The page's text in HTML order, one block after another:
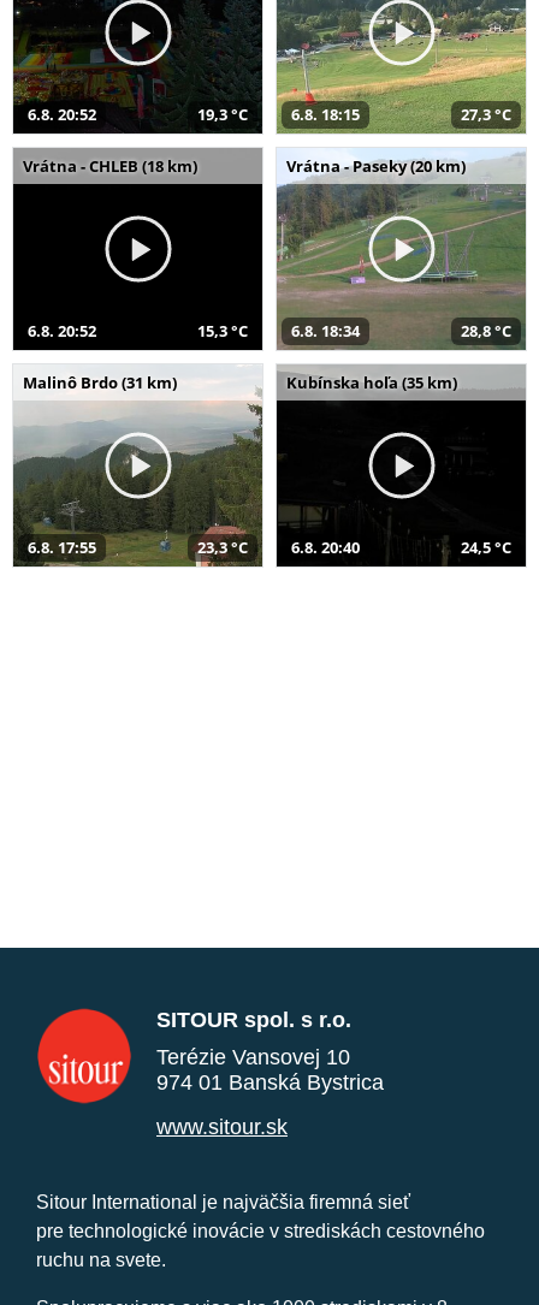
6.8. 20:52 19,3 °C 6.8. 18:15 27,3 °C
Vrátna - CHLEB (18 km)
6.8. 20:52 15,3 °C
Vrátna - Paseky (20 km)
6.8. 18:34 28,8 °C
Malinô Brdo (31 km)
6.8. 17:55 23,3 °C
Kubínska hoľa (35 km)
6.8. 20:40 24,5 °C
SITOUR spol. s r.o.
Terézie Vansovej 10
974 01 Banská Bystrica
www.sitour.sk
Sitour International je najväčšia firemná sieť
pre technologické inovácie v strediskách cestovného
ruchu na svete.